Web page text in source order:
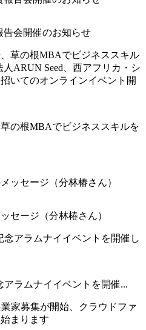
告会開催のお知らせ
の根MBAでビジネススキルを
セージ（分林椿さん）
アラムナイイベントを開催...